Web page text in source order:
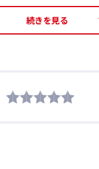
機能
S-5.00 / S-
アイカップ：
SRXCL、PS-